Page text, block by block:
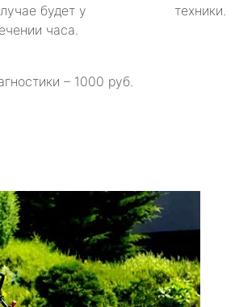
будет у
часа.
техники.
– 1000 руб.